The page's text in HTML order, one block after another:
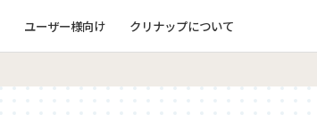
ユーザー様向け クリナップについて